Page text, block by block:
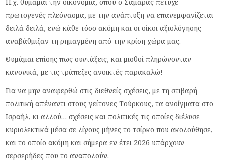
πρωτογενές πλεόνασμα, με την ανάπτυξη να επανεμφανίζεται
δειλά δειλά, ενώ κάθε τόσο ακόμη και οι οίκοι αξιολόγησης
αναβάθμιζαν τη ρημαγμένη από την κρίση χώρα μας.
Θυμάμαι επίσης πως συντάξεις, και μισθοί πληρώνονταν
κανονικά, με τις τράπεζες ανοικτές παρακαλώ!
Για να μην αναφερθώ στις διεθνείς σχέσεις, με τη στιβαρή
πολιτική απέναντι στους γείτονες Τούρκους, τα ανοίγματα στο
Ισραήλ, κι αλλού… σχέσεις και πολιτικές τις οποίες διέλυσε
κυριολεκτικά μέσα σε λίγους μήνες το τσίρκο που ακολούθησε,
και το οποίο ακόμη και σήμερα εν έτει 2026 υπάρχουν
σερσερήδες που το αναπολούν.